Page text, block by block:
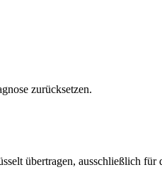
zurücksetzen.
übertragen, ausschließlich für